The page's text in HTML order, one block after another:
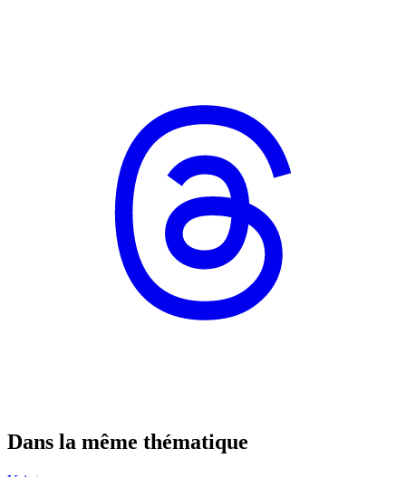
Dans la même thématique